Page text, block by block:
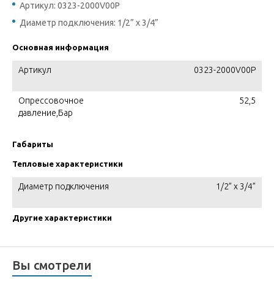
Артикул: 0323-2000V00P
Диаметр подключения: 1/2” x 3/4”
Основная информация
Артикул 0323-2000V00P
Опрессовочное
давление,Бар
52,5
Габариты
Тепловые характеристики
Диаметр подключения 1/2” x 3/4”
Другие характеристики
Вы смотрели